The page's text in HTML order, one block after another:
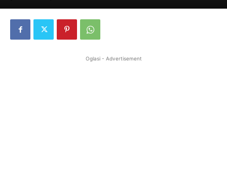
Oglasi - Advertisement